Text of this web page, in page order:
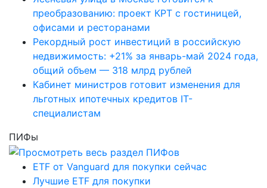
преобразованию: проект КРТ с гостиницей,
офисами и ресторанами
Рекордный рост инвестиций в российскую
недвижимость: +21% за январь-май 2024 года,
общий объем — 318 млрд рублей
Кабинет министров готовит изменения для
льготных ипотечных кредитов IT-
специалистам
ПИФы
ETF от Vanguard для покупки сейчас
Лучшие ETF для покупки